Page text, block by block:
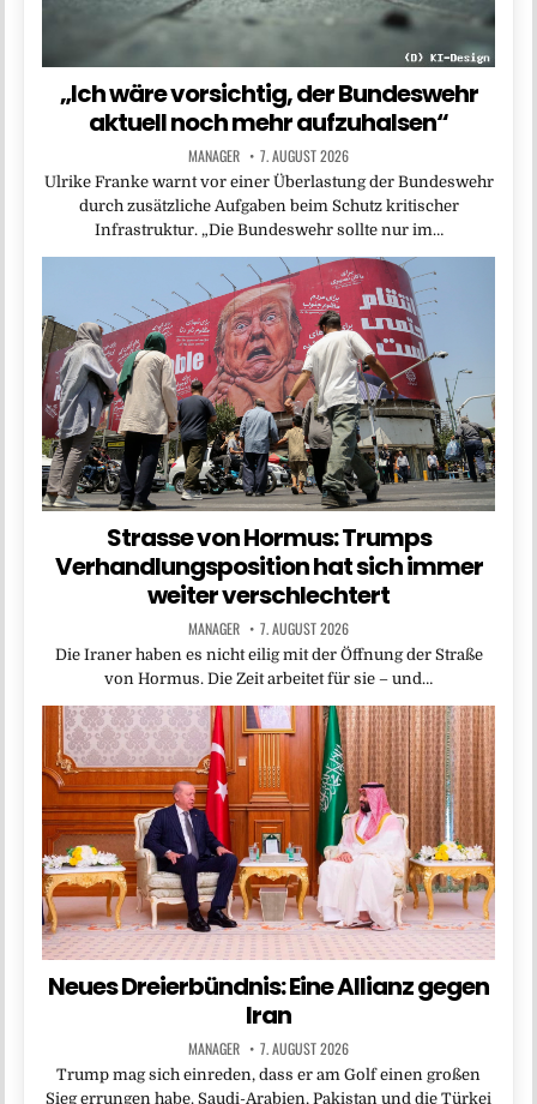
„Ich wäre vorsichtig, der Bundeswehr
aktuell noch mehr aufzuhalsen“
MANAGER 7. AUGUST 2026
Ulrike Franke warnt vor einer Überlastung der Bundeswehr
durch zusätzliche Aufgaben beim Schutz kritischer
Infrastruktur. „Die Bundeswehr sollte nur im…
Strasse von Hormus: Trumps
Verhandlungsposition hat sich immer
weiter verschlechtert
MANAGER 7. AUGUST 2026
Die Iraner haben es nicht eilig mit der Öffnung der Straße
von Hormus. Die Zeit arbeitet für sie – und…
Neues Dreierbündnis: Eine Allianz gegen
Iran
MANAGER 7. AUGUST 2026
Trump mag sich einreden, dass er am Golf einen großen
Sieg errungen habe. Saudi-Arabien, Pakistan und die Türkei